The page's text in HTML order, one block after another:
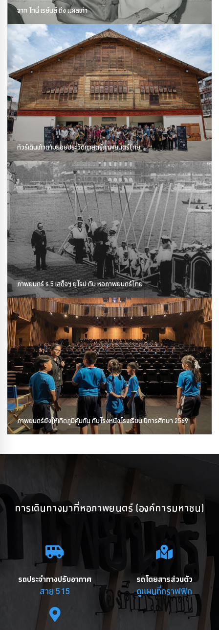
จาก โทนี่ เรย์นส์ ถึง แผลเก่า
ทัวร์เดินเท้าตามรอยประวัติศาสตร์ภาพยนตร์ไทย
ภาพยนตร์ ร.5 เสด็จฯ ยุโรป กับ หอภาพยนตร์ไทย
ภาพยนตร์ยังให้เกิดภูมิคุ้มกัน กับโรงหนังโรงเรียน ปีการศึกษา 2569
การเดินทางมาที่หอภาพยนตร์ (องค์การมหาชน)
รถประจำทางปรับอากาศ
สาย 515
รถโดยสารส่วนตัว
ดูแผนที่กราฟฟิก